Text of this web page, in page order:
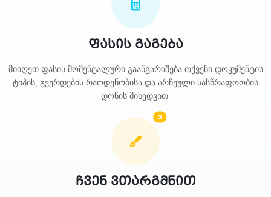
ფასის გაგება
მიიღეთ ფასის მომენტალური გაანგარიშება თქვენი დოკუმენტის
ტიპის, გვერდების რაოდენობისა და არჩეული სასწრაფოობის
დონის მიხედვით.
3
ჩვენ ვთარგმნით